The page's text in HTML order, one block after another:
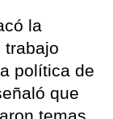
la
trabajo
política de
que